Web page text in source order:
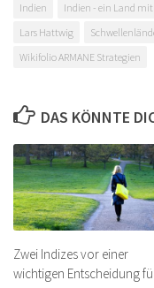
Indien
Indien - ein Land
Lars Hattwig
Wikifolio ARMANE Strategien
DAS KÖNNTE
Zwei Indizes vor einer
wichtigen Entscheidung